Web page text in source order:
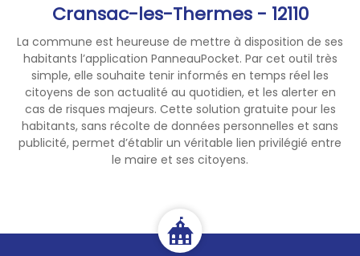
Cransac-les-Thermes - 12110
La commune est heureuse de mettre à disposition de ses
habitants l’application PanneauPocket. Par cet outil très
simple, elle souhaite tenir informés en temps réel les
citoyens de son actualité au quotidien, et les alerter en
cas de risques majeurs. Cette solution gratuite pour les
habitants, sans récolte de données personnelles et sans
publicité, permet d’établir un véritable lien privilégié entre
le maire et ses citoyens.
Caution : 500 € + pièce
d'identité exigées.
📞CONTACTS, RÉSERVATIONS
& RETRAITS
Camping Les Faysses
📍 Les Faysses
☎️05 65 63 05 95
Office de Tourisme et du
Thermalisme